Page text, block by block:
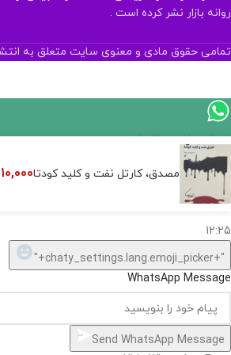
روانه بازار نشر کرده است .
تمامی حقوق مادی و معنوی سایت متعلق به
مصدق، کارتل نفت و کلید کودتا
اگر
موجود
نیست,
شاید
تهیه
Hide
chaty
ارسال پیام در واتساپ